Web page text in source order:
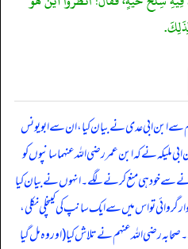
سے ابن ابی عدی نے بیان کیا، ان سے ابویونس
ملیکہ نے کہابن عمر رضی اللہ عنہما سانپوں کو
سے خود ہی منع کرنے لگے۔ انہوں نے بیان کیا
گروائی تو اس میں سے ایک سانپ کی کینچلی نکلی،
رضی اللہ عنہم نے تلاش کیا (اور وہ مل گیا